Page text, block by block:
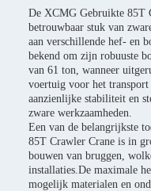
De XCMG Gebruikte 85T
betrouwbaar stuk van
aan verschillende hef- en
bekend om zijn robuuste
van 61 ton, wanneer
voertuig voor het
aanzienlijke stabiliteit en
zware werkzaamheden.
Een van de belangrijkste
85T Crawler Crane is in
bouwen van bruggen,
installaties.De maximale
mogelijk materialen en